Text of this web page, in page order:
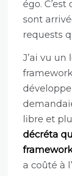
débordant
J’ai vu
projet
vite.Sauf
prendre
personne
voulait
égo.
sont
requests